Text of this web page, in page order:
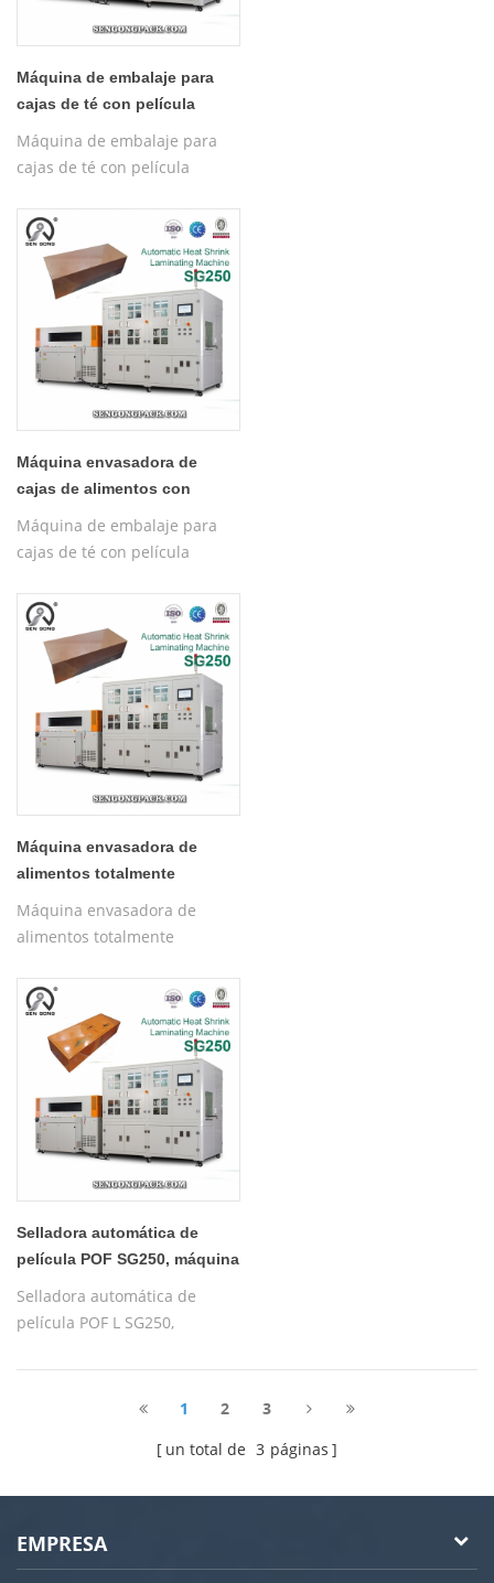
Máquina de embalaje para
cajas de té con película
Máquina de embalaje para
cajas de té con película
Máquina envasadora de
cajas de alimentos con
Máquina de embalaje para
cajas de té con película
Máquina envasadora de
alimentos totalmente
automática SG250
Máquina envasadora de
alimentos totalmente
Selladora automática de
película POF SG250, máquina
Selladora automática de
película POF L SG250,
retráctil automático para
1 2
3
un total de 3 páginas
EMPRESA